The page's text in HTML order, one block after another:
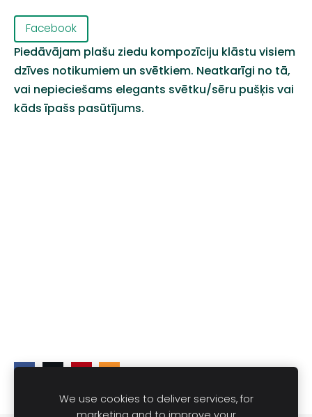
Facebook
Piedāvājam plašu ziedu kompozīciju klāstu visiem
dzīves notikumiem un svētkiem. Neatkarīgi no tā,
vai nepieciešams elegants svētku/sēru pušķis vai
kāds īpašs pasūtījums.
We use cookies to deliver services, for